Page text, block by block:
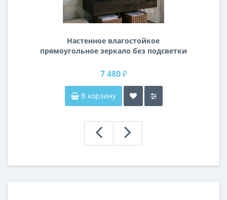
Настенное влагостойкое
прямоугольное зеркало без подсветки
7 480 ₽
В корзину